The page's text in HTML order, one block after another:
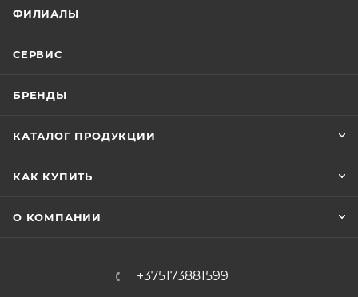
ФИЛИАЛЫ
СЕРВИС
БРЕНДЫ
КАТАЛОГ ПРОДУКЦИИ
КАК КУПИТЬ
О КОМПАНИИ
+375173881599